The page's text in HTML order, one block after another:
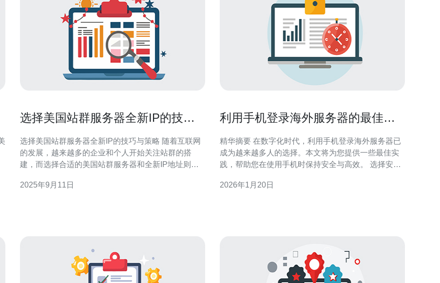
选择美国站群服务器全新IP的技巧
选择美国站群服务器全新IP的技巧与策略 随着互联网
的发展，越来越多的企业和个人开始关注站群的搭
建，而选择合适的美国站群服务器和全新IP地址则是
新IP的技巧与策略，助您在激烈的市场竞争中占得先
2025年9月11日
利用手机登录海外服务器的最佳实
精华摘要 在数字化时代，利用手机登录海外服务器已
成为越来越多人的选择。本文将为您提供一些最佳实
践，帮助您在使用手机时保持安全与高效。 选择安全
操作系统和应用程序，确保安全性。 使用强密码和双
2026年1月20日